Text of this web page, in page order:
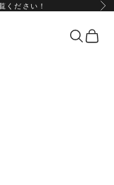
ください！ 次
検索カー